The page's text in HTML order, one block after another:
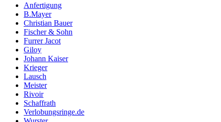
Anfertigung
B.Mayer
Christian Bauer
Fischer & Sohn
Furrer Jacot
Giloy
Johann Kaiser
Krieger
Lausch
Meister
Rivoir
Schaffrath
Verlobungsringe.de